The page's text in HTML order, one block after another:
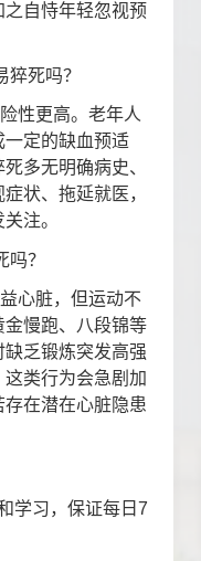
自恃年轻忽视预
猝死吗？
性更高。老年人
一定的缺血预适
多无明确病史、
状、拖延就医，
注。
？
心脏，但运动不
金慢跑、八段锦等
乏锻炼突发高强
类行为会急剧加
在潜在心脏隐患
学习，保证每日 7